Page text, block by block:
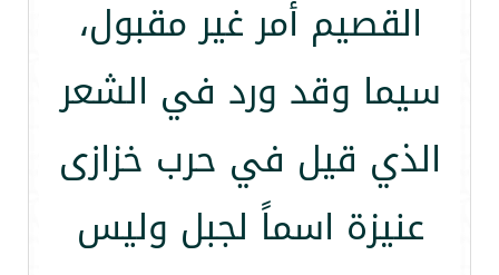
القصيم أمر غير مقبول،
سيما وقد ورد في الشعر
الذي قيل في حرب خزازى
عنيزة اسماً لجبل وليس